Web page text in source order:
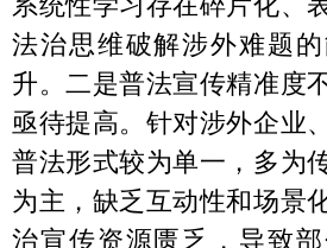
（一）狠抓政策学习，在
提升。持续深入贯彻习近平法
法律法规，扎实开展树立和践
学习教育，通过专题讲座、知
教育宣传片、自主学习等方式，
部职工的法治意识和法治思维，
法懂法、学法用法，增强依法行